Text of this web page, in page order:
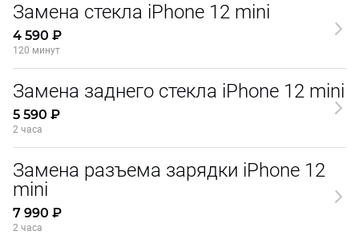
Замена стекла iPhone 12 mini
4 590 ₽
120 минут
Замена заднего стекла iPhone 12 mini
5 590 ₽
2 часа
Замена разъема зарядки iPhone 12
mini
7 990 ₽
2 часа